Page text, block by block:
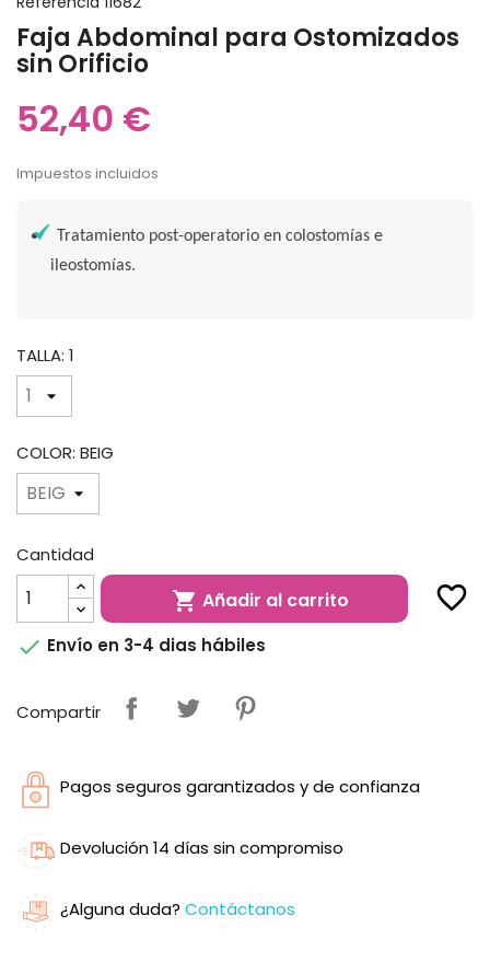
Faja Abdominal para Ostomizados
sin Orificio
52,40 €
Impuestos incluidos
Tratamiento post-operatorio en colostomías e
ileostomías.
TALLA: 1
COLOR: BEIG
Cantidad
 Añadir al carrito favorite_border
 Envío en 3-4 dias hábiles
Compartir
Pagos seguros garantizados y de confianza
Devolución 14 días sin compromiso
¿Alguna duda? Contáctanos